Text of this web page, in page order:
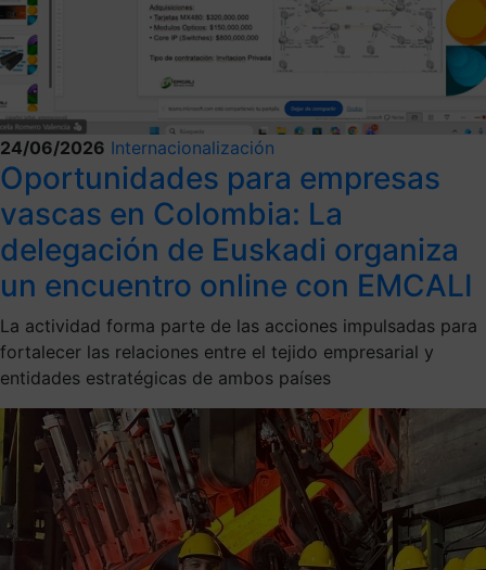
24/06/2026 Internacionalización
Oportunidades para empresas
vascas en Colombia: La
delegación de Euskadi organiza
un encuentro online con EMCALI
La actividad forma parte de las acciones impulsadas para
fortalecer las relaciones entre el tejido empresarial y
entidades estratégicas de ambos países